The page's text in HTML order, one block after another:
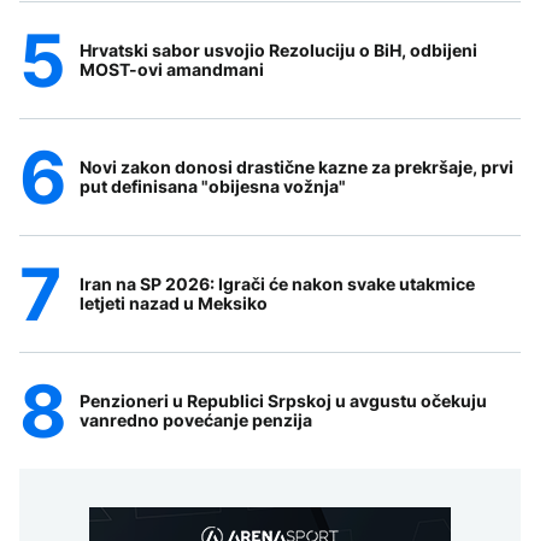
Hrvatski sabor usvojio Rezoluciju o BiH, odbijeni
MOST-ovi amandmani
Novi zakon donosi drastične kazne za prekršaje, prvi
put definisana "obijesna vožnja"
Iran na SP 2026: Igrači će nakon svake utakmice
letjeti nazad u Meksiko
Penzioneri u Republici Srpskoj u avgustu očekuju
vanredno povećanje penzija